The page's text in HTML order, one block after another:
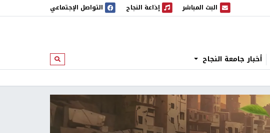
البث المباشر
البث المباشر إذاعة النجاح
إذاعة النجاح التواصل الإجتماعي
أخبار جامعة النجاح ابحث